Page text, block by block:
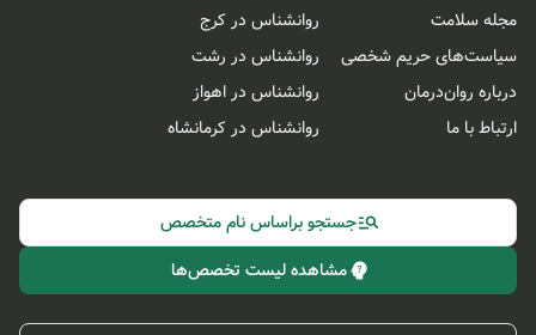
مجله سلامت
سیاست‌های حریم شخصی
درباره روان‌درمان
ارتباط با ما
روانشناس در کرج
روانشناس در رشت
روانشناس در اهواز
روانشناس در کرمانشاه
جستجو براساس نام متخصص
مشاهده لیست تخصص‌ها